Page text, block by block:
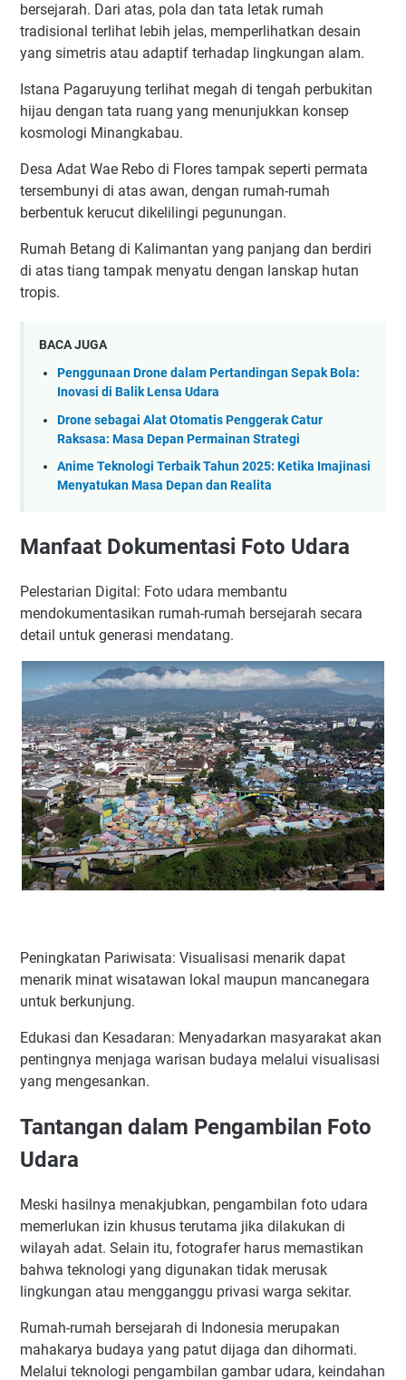
bersejarah. Dari atas, pola dan tata letak rumah
tradisional terlihat lebih jelas, memperlihatkan desain
yang simetris atau adaptif terhadap lingkungan alam.
Istana Pagaruyung terlihat megah di tengah perbukitan
hijau dengan tata ruang yang menunjukkan konsep
kosmologi Minangkabau.
Desa Adat Wae Rebo di Flores tampak seperti permata
tersembunyi di atas awan, dengan rumah-rumah
berbentuk kerucut dikelilingi pegunungan.
Rumah Betang di Kalimantan yang panjang dan berdiri
di atas tiang tampak menyatu dengan lanskap hutan
tropis.
BACA JUGA
Penggunaan Drone dalam Pertandingan Sepak Bola:
Inovasi di Balik Lensa Udara
Drone sebagai Alat Otomatis Penggerak Catur
Raksasa: Masa Depan Permainan Strategi
Anime Teknologi Terbaik Tahun 2025: Ketika Imajinasi
Menyatukan Masa Depan dan Realita
Manfaat Dokumentasi Foto Udara
Pelestarian Digital: Foto udara membantu
mendokumentasikan rumah-rumah bersejarah secara
detail untuk generasi mendatang.
Peningkatan Pariwisata: Visualisasi menarik dapat
menarik minat wisatawan lokal maupun mancanegara
untuk berkunjung.
Edukasi dan Kesadaran: Menyadarkan masyarakat akan
pentingnya menjaga warisan budaya melalui visualisasi
yang mengesankan.
Tantangan dalam Pengambilan Foto
Udara
Meski hasilnya menakjubkan, pengambilan foto udara
memerlukan izin khusus terutama jika dilakukan di
wilayah adat. Selain itu, fotografer harus memastikan
bahwa teknologi yang digunakan tidak merusak
lingkungan atau mengganggu privasi warga sekitar.
Rumah-rumah bersejarah di Indonesia merupakan
mahakarya budaya yang patut dijaga dan dihormati.
Melalui teknologi pengambilan gambar udara, keindahan